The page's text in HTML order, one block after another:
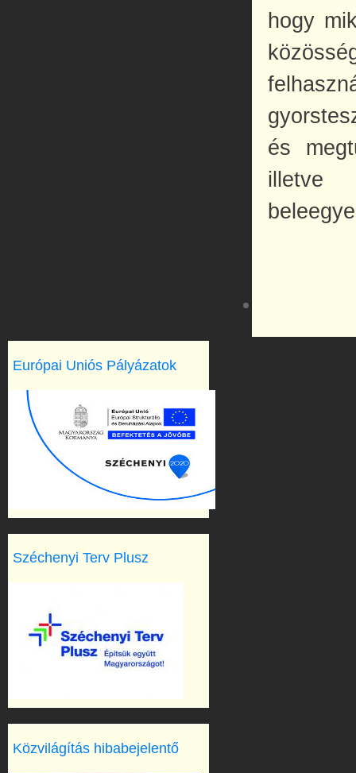
hogy
és
illetve
Európai Uniós Pályázatok
Széchenyi Terv Plusz
Közvilágítás hibabejelentő